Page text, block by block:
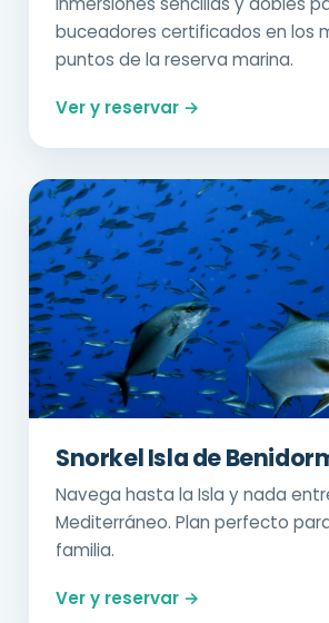
buceadores certificados en los
puntos de la reserva marina.
Ver y reservar →
Snorkel Isla de
Navega hasta la Isla y nada
Mediterráneo. Plan perfecto
familia.
Ver y reservar →